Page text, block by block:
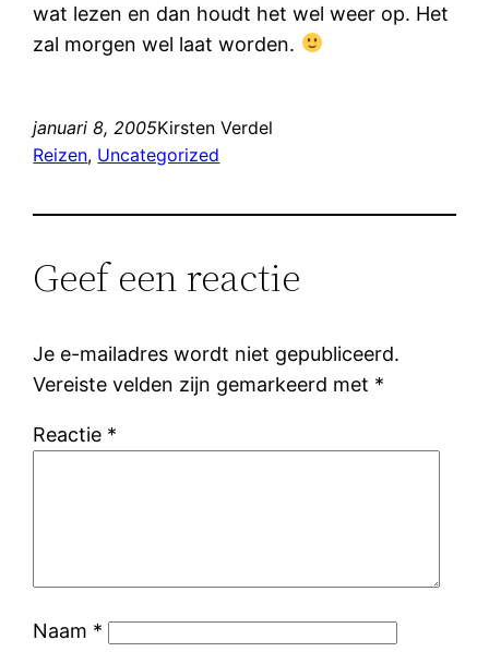
wat lezen en dan houdt het wel weer op. Het
zal morgen wel laat worden.
januari 8, 2005Kirsten Verdel
Reizen, Uncategorized
Geef een reactie
Je e-mailadres wordt niet gepubliceerd.
Vereiste velden zijn gemarkeerd met *
Reactie *
Naam *